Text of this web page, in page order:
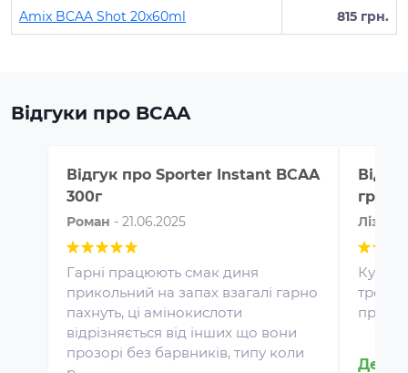
Amix BCAA Shot 20x60ml 815 грн.
Відгуки про BCAA
Відгук про Sporter Instant BCAA
300г
Роман - 21.06.2025
Гарні працюють смак диня
прикольний на запах взагалі гарно
пахнуть, ці амінокислоти
відрізняється від інших що вони
прозорі без барвників, типу коли
грам
Ліза
Протеїн для спортивного
харчування є концентратом
білка у вигляді порошку. Це